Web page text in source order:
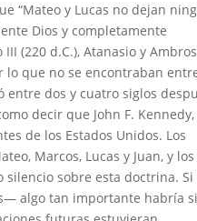
“Mateo y Lucas no dejan
Dios y completamente
(220 d.C.), Atanasio y
lo que no se encontraban
entre dos y cuatro siglos
decir que John F. Kennedy,
de los Estados Unidos. Los
Marcos, Lucas y Juan, y los
silencio sobre esta doctrina. Si
algo tan importante habría